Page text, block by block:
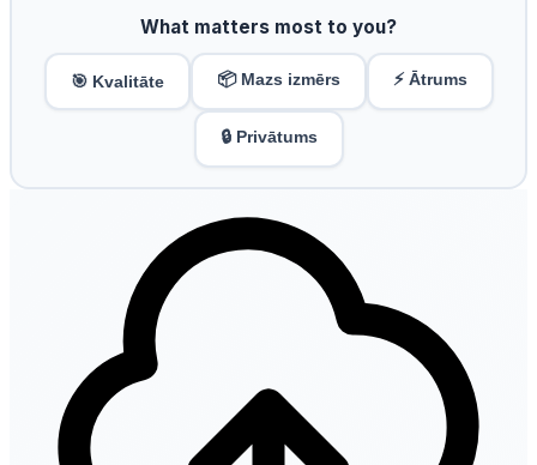
What matters most to you?
🎯 Kvalitāte 📦 Mazs izmērs ⚡ Ātrums
🔒 Privātums